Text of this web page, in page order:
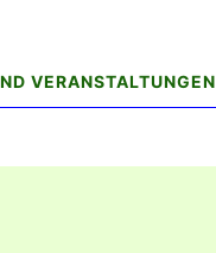
VERANSTALTUNGEN